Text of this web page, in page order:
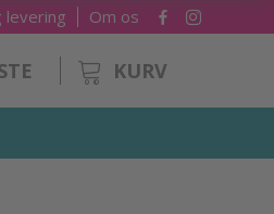
Om os
levering
KURV